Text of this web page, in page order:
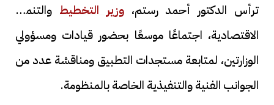
ترأس الدكتور أحمد رستم،وزير التخطيط والتنمية
الاقتصادية، اجتماعًا موسعًا بحضور قيادات ومسؤولي
الوزارتين، لمتابعة مستجدات التطبيق ومناقشة عدد من
الجوانب الفنية والتنفيذية الخاصة بالمنظومة.